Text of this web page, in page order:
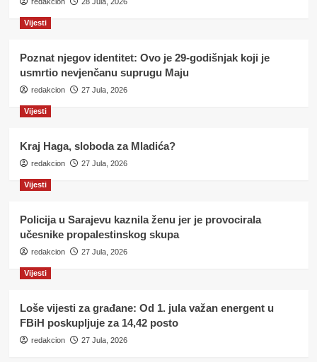
Vijesti
Poznat njegov identitet: Ovo je 29-godišnjak koji je
usmrtio nevjenčanu suprugu Maju
redakcion 27 Jula, 2026
Vijesti
Kraj Haga, sloboda za Mladića?
redakcion 27 Jula, 2026
Vijesti
Policija u Sarajevu kaznila ženu jer je provocirala
učesnike propalestinskog skupa
redakcion 27 Jula, 2026
Vijesti
Loše vijesti za građane: Od 1. jula važan energent u
FBiH poskupljuje za 14,42 posto
redakcion 27 Jula, 2026